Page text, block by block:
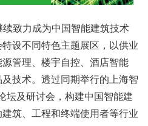
致力成为中国智能建筑技术
设不同特色主题展区，以供业
管理、楼宇自控、酒店智能
技术。透过同期举行的上海智
坛及研讨会，构建中国智能建
筑、工程和终端使用者等行业